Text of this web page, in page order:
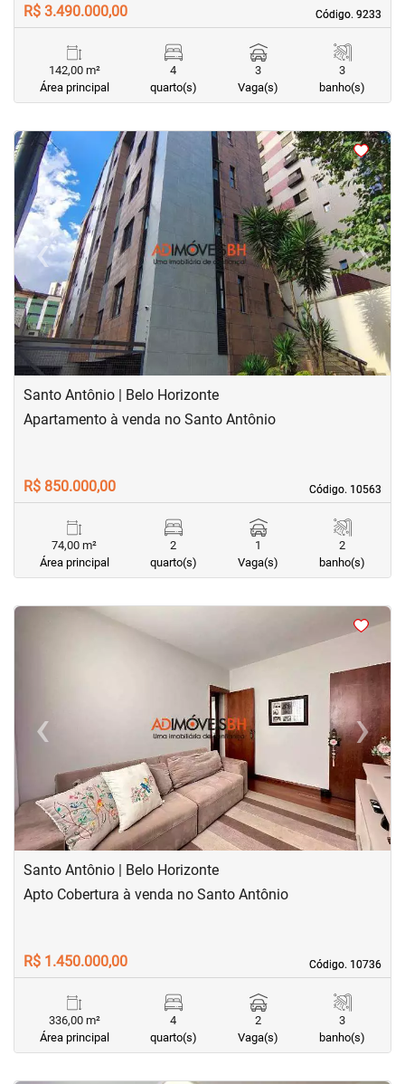
Código. 9233
Código. 9233
R$ 3.490.000,00
142,00 m²
Área principal
4
quarto(s)
3
Vaga(s)
3
banho(s)
<<<<
‹Previous ›Next
Santo Antônio | Belo Horizonte
Código. 10563
Código. 10563
Apartamento à venda no Santo Antônio
R$ 850.000,00
74,00 m²
Área principal
2
quarto(s)
1
Vaga(s)
2
banho(s)
<
‹Previous ›Next
Santo Antônio | Belo Horizonte
Código. 10736
Código. 10736
Apto Cobertura à venda no Santo Antônio
R$ 1.450.000,00
336,00 m²
Área principal
4
quarto(s)
2
Vaga(s)
3
banho(s)